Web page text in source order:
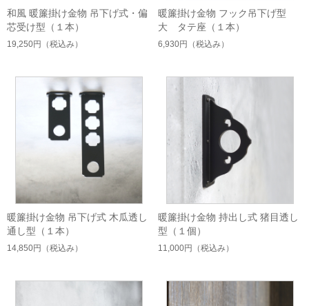
和風 暖簾掛け金物 吊下げ式・偏
芯受け型（１本）
19,250円 （税込み）
暖簾掛け金物 フック吊下げ型
大 タテ座（１本）
6,930円 （税込み）
暖簾掛け金物 吊下げ式 木瓜透し
通し型（１本）
14,850円 （税込み）
暖簾掛け金物 持出し式 猪目透し
型（１個）
11,000円 （税込み）